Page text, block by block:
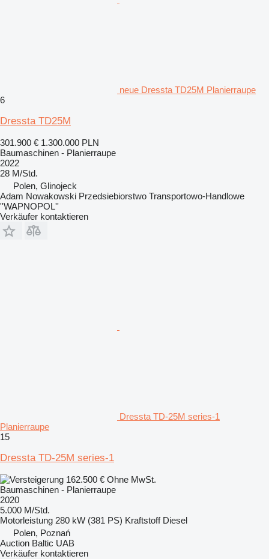
neue Dressta TD25M Planierraupe
6
Dressta TD25M
301.900 € 1.300.000 PLN
Baumaschinen - Planierraupe
2022
28 M/Std.
Polen, Glinojeck
Adam Nowakowski Przedsiebiorstwo Transportowo-Handlowe
''WAPNOPOL''
Verkäufer kontaktieren
Dressta TD-25M series-1
Planierraupe
15
Dressta TD-25M series-1
162.500 € Ohne MwSt.
Baumaschinen - Planierraupe
2020
5.000 M/Std.
Motorleistung 280 kW (381 PS) Kraftstoff Diesel
Polen, Poznań
Auction Baltic UAB
Verkäufer kontaktieren